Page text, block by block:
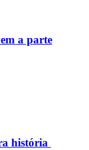
a parte
história